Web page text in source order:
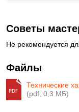
Советы
Не рекомендуется
Файлы
Технические
(pdf, 0,3 МБ)